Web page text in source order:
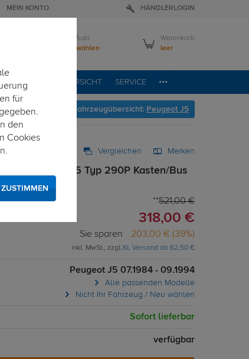
MEIN KONTO HÄNDLERLOGIN
Mein Auto
Bitte wählen
Warenkorb
leer
FAHRZEUGÜBERSICHT SERVICE
Hier geht's zur Fahrzeugübersicht: Peugeot J5
Vergleichen Merken
für Peugeot J5 Typ 290P Kasten/Bus
521,00 €
318,00 €
Sie sparen 203,00 € (39%)
inkl. MwSt., zzgl.XL Versand ab 62,50 €
Peugeot J5 07.1984 - 09.1994
Alle passenden Modelle
Nicht Ihr Fahrzeug / Neu wählen
Sofort lieferbar
verfügbar
für
den
Cookies
ZUSTIMMEN